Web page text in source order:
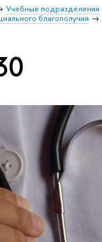
Учебные подразделения
благополучия